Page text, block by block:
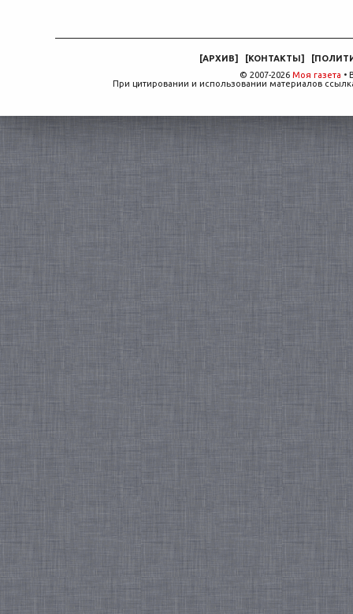
[АРХИВ] [КОНТАКТЫ] [
© 2007-2026 Моя газета •
При цитировании и использовании материалов